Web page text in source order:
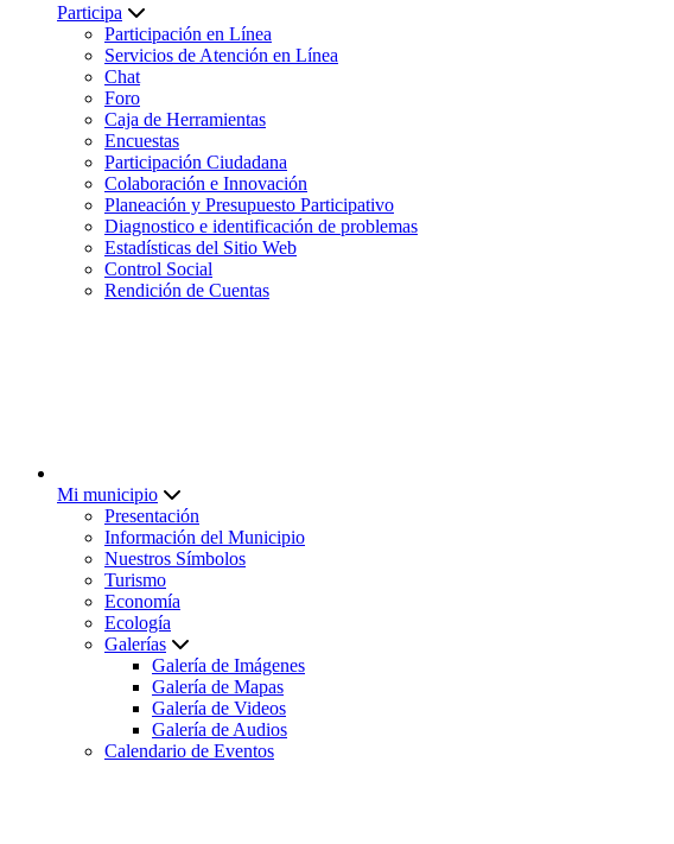
Participa
Participación en Línea
Servicios de Atención en Línea
Chat
Foro
Caja de Herramientas
Encuestas
Participación Ciudadana
Colaboración e Innovación
Planeación y Presupuesto Participativo
Diagnostico e identificación de problemas
Estadísticas del Sitio Web
Control Social
Rendición de Cuentas
Mi municipio
Presentación
Información del Municipio
Nuestros Símbolos
Turismo
Economía
Ecología
Galerías
Galería de Imágenes
Galería de Mapas
Galería de Videos
Galería de Audios
Calendario de Eventos